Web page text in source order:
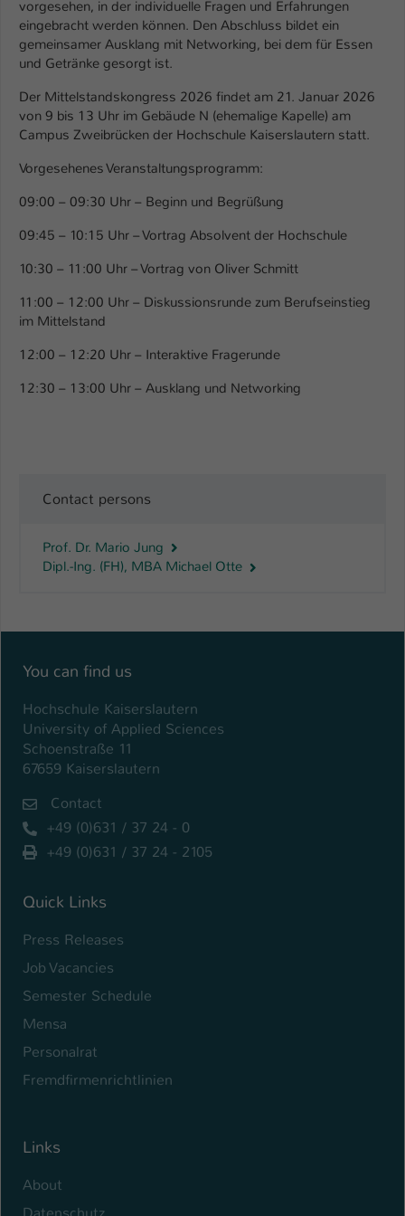
vorgesehen, in der individuelle Fragen und Erfahrungen
eingebracht werden können. Den Abschluss bildet ein
gemeinsamer Ausklang mit Networking, bei dem für Essen
und Getränke gesorgt ist.
Der Mittelstandskongress 2026 findet am 21. Januar 2026
von 9 bis 13 Uhr im Gebäude N (ehemalige Kapelle) am
Campus Zweibrücken der Hochschule Kaiserslautern statt.
Vorgesehenes Veranstaltungsprogramm:
09:00 – 09:30 Uhr – Beginn und Begrüßung
09:45 – 10:15 Uhr – Vortrag Absolvent der Hochschule
10:30 – 11:00 Uhr – Vortrag von Oliver Schmitt
11:00 – 12:00 Uhr – Diskussionsrunde zum Berufseinstieg
im Mittelstand
12:00 – 12:20 Uhr – Interaktive Fragerunde
12:30 – 13:00 Uhr – Ausklang und Networking
Contact persons
Prof. Dr. Mario Jung
Dipl.-Ing. (FH), MBA Michael Otte
You can find us
Hochschule Kaiserslautern
University of Applied Sciences
Schoenstraße 11
67659 Kaiserslautern
Contact
+49 (0)631 / 37 24 - 0
+49 (0)631 / 37 24 - 2105
Quick Links
Press Releases
Job Vacancies
Semester Schedule
Mensa
Personalrat
Fremdfirmenrichtlinien
Links
About
Zweck
Einstellungen. Unter anderem eine zufällig
generierte ID, für die historische
Speicherung Ihrer vorgenommen
Einstellungen, falls der Webseiten-
Name fe_typo_user / PHPSESSID
Anbieter
Zweck
Cookie von TYPO3. Es speichert im Fall
eines Intranet-Logins die Session-ID. So
Zugang zu geschützten Bereichen
Dieser Cookie teilt der Webseite mit, ob
ein Besucher im Typo3-Backend